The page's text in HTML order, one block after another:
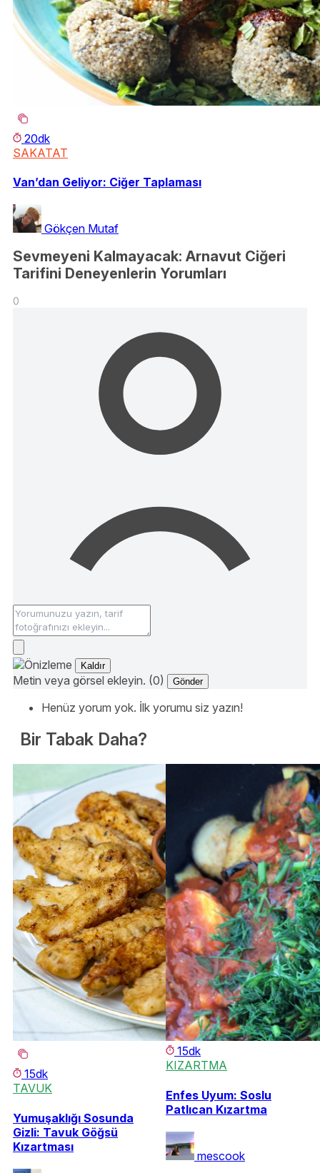
20dk
SAKATAT
Van’dan Geliyor: Ciğer Taplaması
Gökçen Mutaf
Sevmeyeni Kalmayacak: Arnavut Ciğeri
Tarifini Deneyenlerin Yorumları
0
Kaldır
Metin veya görsel ekleyin. (0) Gönder
Henüz yorum yok. İlk yorumu siz yazın!
Bir Tabak Daha?
15dk
TAVUK
Yumuşaklığı Sosunda
Gizli: Tavuk Göğsü
Kızartması
15dk
KIZARTMA
Enfes Uyum: Soslu
Patlıcan Kızartma
mescook